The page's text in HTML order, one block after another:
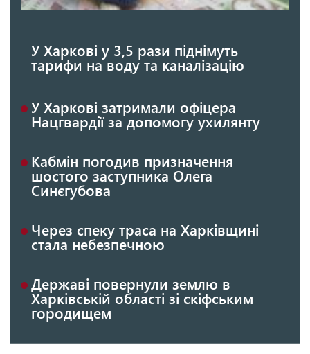
У Харкові у 3,5 рази піднімуть
тарифи на воду та каналізацію
У Харкові затримали офіцера
Нацгвардії за допомогу ухилянту
Кабмін погодив призначення
шостого заступника Олега
Синєгубова
Через спеку траса на Харківщині
стала небезпечною
Державі повернули землю в
Харківській області зі скіфським
городищем